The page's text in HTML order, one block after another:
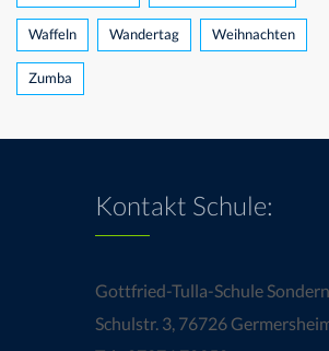
Waffeln Wandertag Weihnachten
Zumba
Kontakt Schule:
Gottfried-Tulla-Schule
Schulstr. 3, 76726